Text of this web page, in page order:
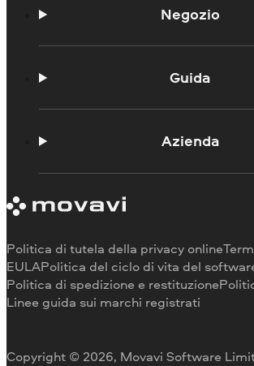
Negozio
Prodotti per Mac
Guida
Portale didattico
Limitazioni della versione di
Rimborso
Azienda
Testimonianze
Perché scegliere noi
Per il lavoro
Copyright © 2026, Movavi Software
Politica di tutela della privacy online
EULAPolitica del ciclo di vita del
Politica di spedizione e restituzione
Linee guida sui marchi registrati